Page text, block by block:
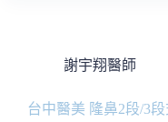
謝宇翔醫師
台中醫美 隆鼻2段/3